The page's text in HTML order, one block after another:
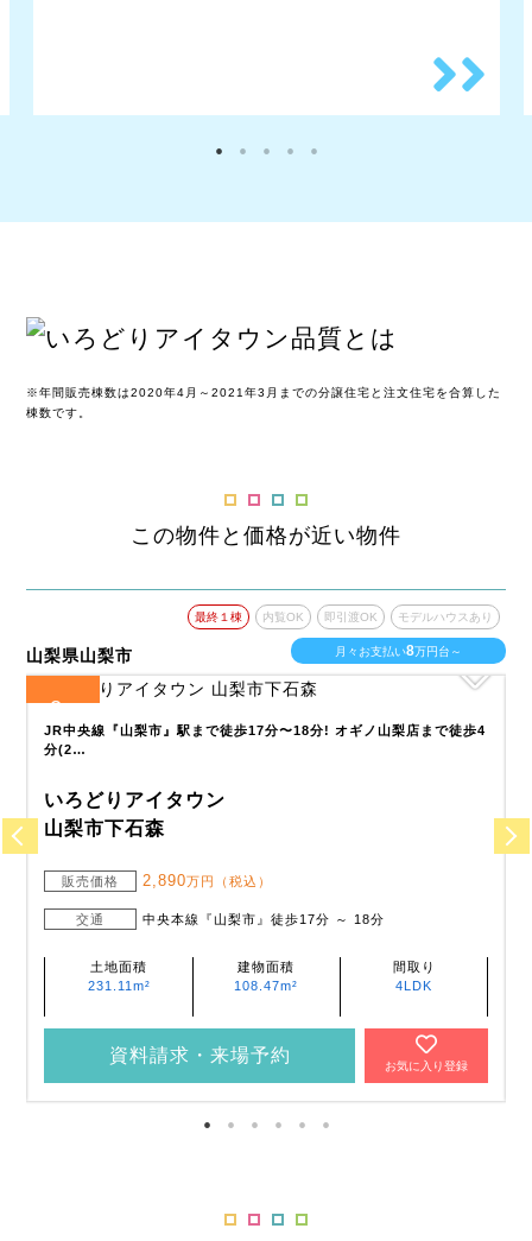
※年間販売棟数は2020年4月～2021年3月までの分譲住宅と注文住宅を合算した
棟数です。
この物件と価格が近い物件
山梨県山梨市
最終１棟 内覧OK 即引渡OK モデルハウスあり
月々お支払い8万円台～
2
JR中央線『山梨市』駅まで徒歩17分〜18分! オギノ山梨店まで徒歩4
分(2…
いろどりアイタウン
山梨市下石森
販売価格 2,890万円（税込）
交通 中央本線『山梨市』徒歩17分 ～ 18分
土地面積
231.11m²
建物面積
108.47m²
間取り
4LDK
資料請求・来場予約
お気に入り登録